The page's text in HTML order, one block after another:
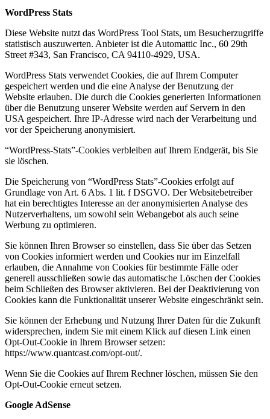
WordPress Stats
Diese Website nutzt das WordPress Tool Stats, um Besucherzugriffe
statistisch auszuwerten. Anbieter ist die Automattic Inc., 60 29th
Street #343, San Francisco, CA 94110-4929, USA.
WordPress Stats verwendet Cookies, die auf Ihrem Computer
gespeichert werden und die eine Analyse der Benutzung der
Website erlauben. Die durch die Cookies generierten Informationen
über die Benutzung unserer Website werden auf Servern in den
USA gespeichert. Ihre IP-Adresse wird nach der Verarbeitung und
vor der Speicherung anonymisiert.
“WordPress-Stats”-Cookies verbleiben auf Ihrem Endgerät, bis Sie
sie löschen.
Die Speicherung von “WordPress Stats”-Cookies erfolgt auf
Grundlage von Art. 6 Abs. 1 lit. f DSGVO. Der Websitebetreiber
hat ein berechtigtes Interesse an der anonymisierten Analyse des
Nutzerverhaltens, um sowohl sein Webangebot als auch seine
Werbung zu optimieren.
Sie können Ihren Browser so einstellen, dass Sie über das Setzen
von Cookies informiert werden und Cookies nur im Einzelfall
erlauben, die Annahme von Cookies für bestimmte Fälle oder
generell ausschließen sowie das automatische Löschen der Cookies
beim Schließen des Browser aktivieren. Bei der Deaktivierung von
Cookies kann die Funktionalität unserer Website eingeschränkt sein.
Sie können der Erhebung und Nutzung Ihrer Daten für die Zukunft
widersprechen, indem Sie mit einem Klick auf diesen Link einen
Opt-Out-Cookie in Ihrem Browser setzen:
https://www.quantcast.com/opt-out/.
Wenn Sie die Cookies auf Ihrem Rechner löschen, müssen Sie den
Opt-Out-Cookie erneut setzen.
Google AdSense